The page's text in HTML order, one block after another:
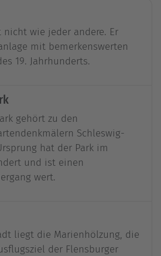
nicht wie jeder andere. Er
mit bemerkenswerten
19. Jahrhunderts.
gehört zu den
Schleswig-
hat der Park im
und ist einen
wert.
liegt die Marienhölzung, die
der Flensburger